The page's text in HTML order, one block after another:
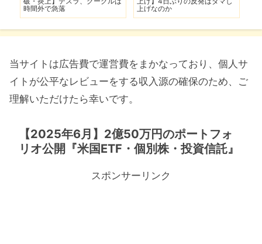
時間外で急落
上げなのか
当サイトは広告費で運営費をまかなっており、個人サ
イトが公平なレビューをする収入源の確保のため、ご
理解いただけたら幸いです。
【2025年6月】2億50万円のポートフォ
リオ公開『米国ETF・個別株・投資信託』
スポンサーリンク